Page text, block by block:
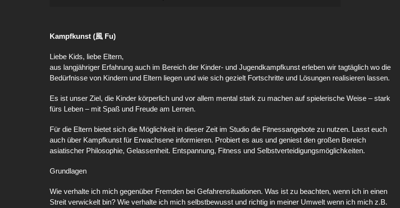
Kampfkunst (風 Fu)
Liebe Kids, liebe Eltern,
aus langjähriger Erfahrung auch im Bereich der Kinder- und Jugendkampfkunst erleben wir tagtäglich wo die
Bedürfnisse von Kindern und Eltern liegen und wie sich gezielt Fortschritte und Lösungen realisieren lassen.
Es ist unser Ziel, die Kinder körperlich und vor allem mental stark zu machen auf spielerische Weise – stark
fürs Leben – mit Spaß und Freude am Lernen.
Für die Eltern bietet sich die Möglichkeit in dieser Zeit im Studio die Fitnessangebote zu nutzen. Lasst euch
auch über Kampfkunst für Erwachsene informieren. Probiert es aus und geniest den großen Bereich
asiatischer Philosophie, Gelassenheit. Entspannung, Fitness und Selbstverteidigungsmöglichkeiten.
Grundlagen
Wie verhalte ich mich gegenüber Fremden bei Gefahrensituationen. Was ist zu beachten, wenn ich in einen
Streit verwickelt bin? Wie verhalte ich mich selbstbewusst und richtig in meiner Umwelt wenn ich mich z.B.